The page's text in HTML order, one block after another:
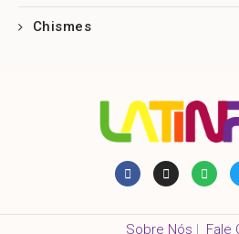
Chismes
Sobre Nós | Fale